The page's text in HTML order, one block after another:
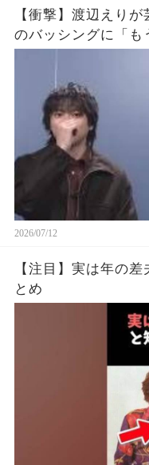
【衝撃】渡辺えり
のバッシングに「も
2026/07/12
【注目】実は年の
とめ